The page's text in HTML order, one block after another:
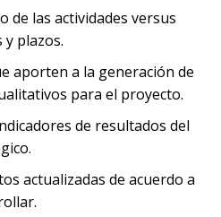
las actividades versus
plazos.
aporten a la generación de
para el proyecto.
de resultados del
actualizadas de acuerdo a